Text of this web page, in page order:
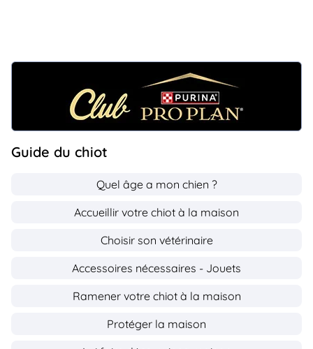
Guide du chiot
Quel âge a mon chien ?
Accueillir votre chiot à la maison
Choisir son vétérinaire
Accessoires nécessaires - Jouets
Ramener votre chiot à la maison
Protéger la maison